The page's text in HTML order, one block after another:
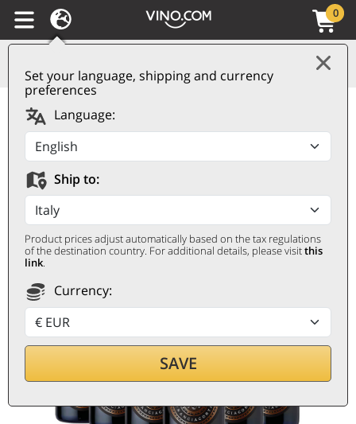
Set your language, shipping and currency
preferences
Language:
Ship to:
Product prices adjust automatically based on the tax regulations
of the destination country. For additional details, please visitthis
link.
Currency:
SAVE
0
Franciacorta DOCG
Brut Ca' del Diavolo
CA' DEL DIAVOLO
6 bottiglie da 0,75 ℓ